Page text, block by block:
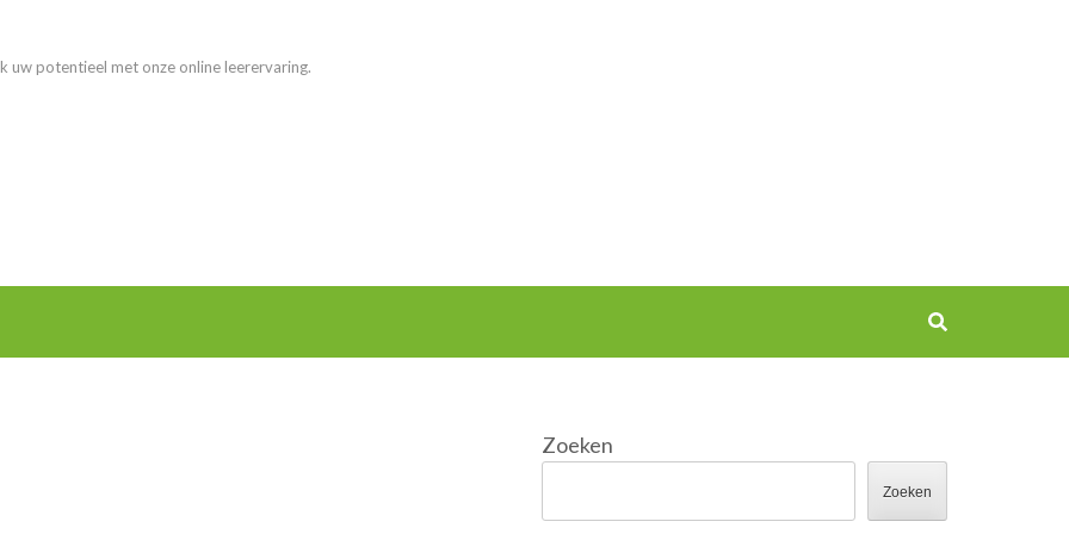
uw potentieel met onze online leerervaring.
Zoeken
Zoeken